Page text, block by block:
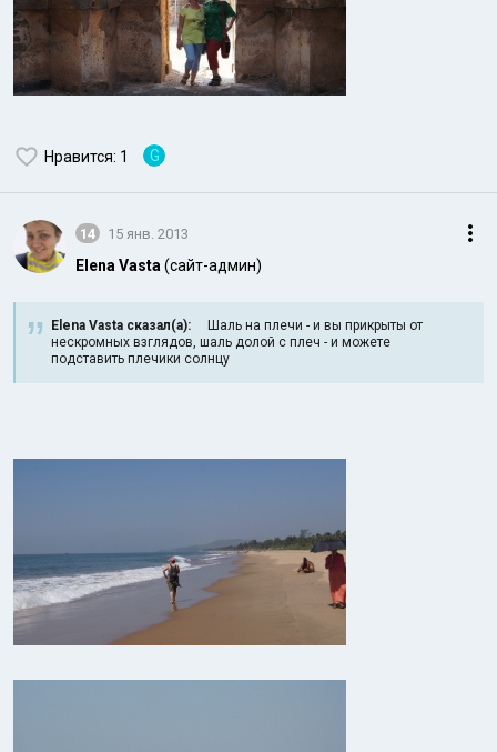
Нравится: 1 G
14 15 янв. 2013
Elena Vasta (сайт-админ)
Elena Vasta сказал(а): Шаль на плечи - и вы прикрыты от
нескромных взглядов, шаль долой с плеч - и можете
подставить плечики солнцу